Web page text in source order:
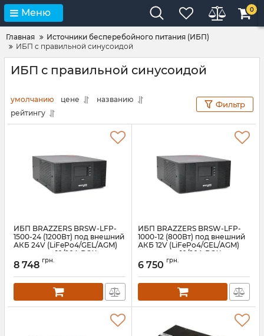
Меню 0
Главная
Источники бесперебойного питания (ИБП)
ИБП с правильной синусоидой
ИБП с правильной синусоидой
умолчанию цене
названию
рейтингу
Фильтр
ИБП BRAZZERS BRSW-LFP-
1500-24 (1200Вт) под внешний
АКБ 24V (LiFePo4/GEL/AGM)
ток заряда 10/20A BOX
Артикул: 06814
8 748 грн.
ИБП BRAZZERS BRSW-LFP-
1000-12 (800Вт) под внешний
АКБ 12V (LiFePo4/GEL/AGM)
ток заряда 10/20A BOX
Артикул: 06812
6 750 грн.